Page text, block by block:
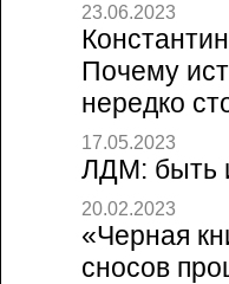
23.06.2023
Почему
нередко
17.05.2023
ЛДМ: быть
20.02.2023
«Черная
сносов